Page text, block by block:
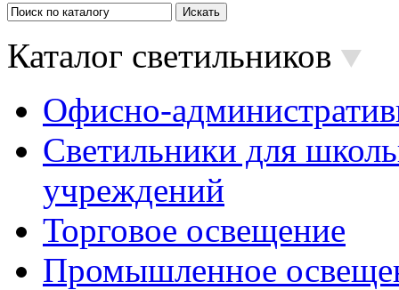
Каталог светильников
Офисно-
Светильники для
учреждений
Торговое освещение
Промышленное